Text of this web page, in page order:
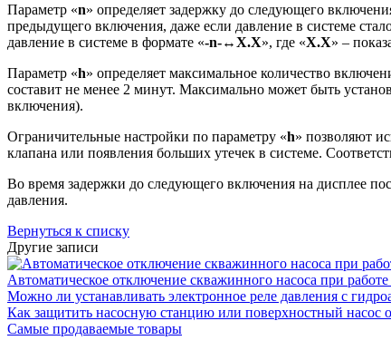
Параметр «n» определяет задержку до следующего
предыдущего включения, даже если давление в системе
давление в системе в формате «-n-↔Х.Х», где «Х.Х» –
Параметр «h» определяет максимальное количество
составит не менее 2 минут. Максимально может быть
включения).
Ограничительные настройки по параметру «h» позволяют
клапана или появления больших утечек в системе.
Во время задержки до следующего включения на дисплее
давления.
Вернуться к списку
Другие записи
Автоматическое отключение скважинного насоса при
Можно ли устанавливать электронное реле давления с
Как защитить насосную станцию или поверхностный насос
Самые продаваемые товары